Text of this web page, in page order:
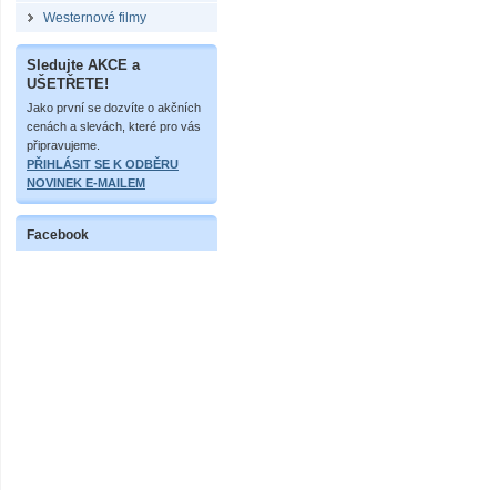
Westernové filmy
Sledujte AKCE a
UŠETŘETE!
Jako první se dozvíte o akčních
cenách a slevách, které pro vás
připravujeme.
PŘIHLÁSIT SE K ODBĚRU
NOVINEK E-MAILEM
Facebook